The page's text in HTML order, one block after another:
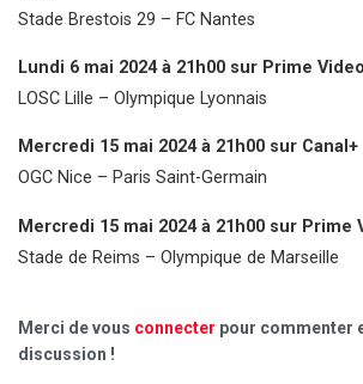
Stade Brestois 29 – FC Nantes
Lundi 6 mai 2024 à 21h00 sur Prime Video
LOSC Lille – Olympique Lyonnais
Mercredi 15 mai 2024 à 21h00 sur Canal+
OGC Nice – Paris Saint-Germain
Mercredi 15 mai 2024 à 21h00 sur Prime
Stade de Reims – Olympique de Marseille
Merci de vous connecter pour commenter
discussion !